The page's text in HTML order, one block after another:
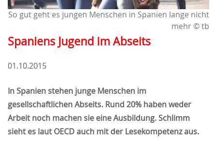
So gut geht es jungen Menschen in Spanien lange nicht
mehr © tb
Spaniens Jugend im Abseits
01.10.2015
In Spanien stehen junge Menschen im
gesellschaftlichen Abseits. Rund 20% haben weder
Arbeit noch machen sie eine Ausbildung. Schlimm
sieht es laut OECD auch mit der Lesekompetenz aus.